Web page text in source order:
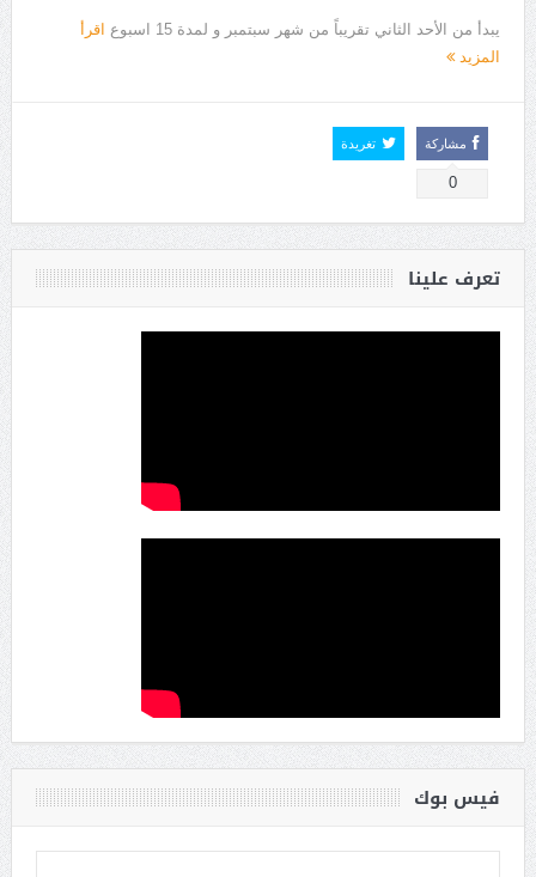
يبدأ من الأحد الثاني تقريباً من شهر سبتمبر و لمدة 15 اسبوع
اقرأ
المزيد
مشاركة
0
تغريدة
تعرف علينا
فيس بوك